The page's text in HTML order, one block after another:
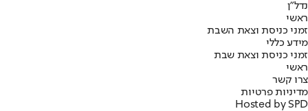
נדל"ן
ראשי
זמני כניסת וצאת השבת
מידע כללי
זמני כניסת וצאת שבת
ראשי
צרו קשר
מדיניות פרטיות
Hosted by SPD